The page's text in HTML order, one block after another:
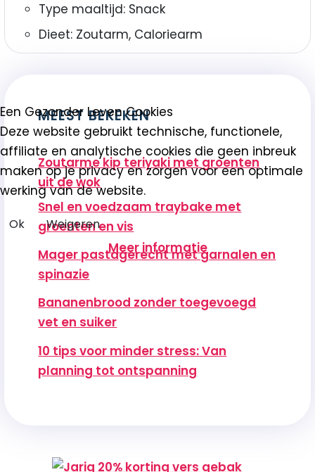
Type maaltijd: Snack
Dieet: Zoutarm, Caloriearm
MEEST BEKEKEN
Zoutarme kip teriyaki met groenten
uit de wok
Snel en voedzaam traybake met
groenten en vis
Mager pastagerecht met garnalen en
spinazie
Bananenbrood zonder toegevoegd
vet en suiker
10 tips voor minder stress: Van
planning tot ontspanning
Een Gezonder Leven Cookies
Deze website gebruikt technische, functionele,
affiliate en analytische cookies die geen inbreuk
maken op je privacy en zorgen voor een optimale
werking van de website.
Ok Weigeren
Meer informatie